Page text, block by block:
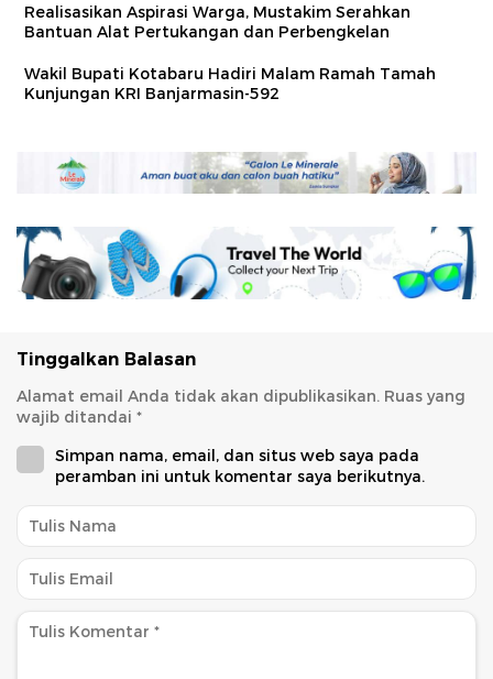
Realisasikan Aspirasi Warga, Mustakim Serahkan
Bantuan Alat Pertukangan dan Perbengkelan
Wakil Bupati Kotabaru Hadiri Malam Ramah Tamah
Kunjungan KRI Banjarmasin-592
Tinggalkan Balasan
Alamat email Anda tidak akan dipublikasikan. Ruas yang
wajib ditandai *
Simpan nama, email, dan situs web saya pada
peramban ini untuk komentar saya berikutnya.